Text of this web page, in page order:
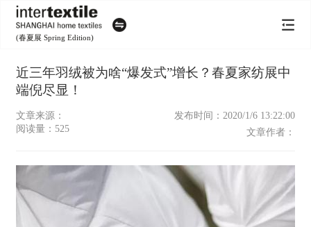
(春夏展 Spring Edition)
近三年羽绒被为啥“爆发式”增长？春夏家纺展中
端倪尽显！
文章来源：
发布时间：2020/1/6 13:22:00
阅读量： 525 文章作者：